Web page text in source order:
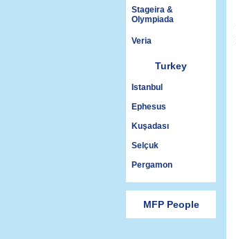
Stageira &
Olympiada
Veria
Turkey
Istanbul
Ephesus
Kuşadası
Selçuk
Pergamon
MFP People